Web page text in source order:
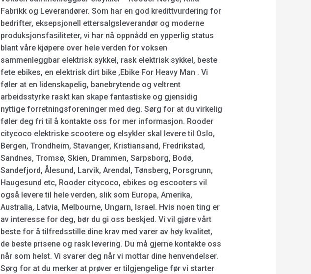
Fabrikk og Leverandører. Som har en god kredittvurdering for
bedrifter, eksepsjonell ettersalgsleverandør og moderne
produksjonsfasiliteter, vi har nå oppnådd en ypperlig status
blant våre kjøpere over hele verden for voksen
sammenleggbar elektrisk sykkel, rask elektrisk sykkel, beste
fete ebikes, en elektrisk dirt bike ,Ebike For Heavy Man . Vi
føler at en lidenskapelig, banebrytende og veltrent
arbeidsstyrke raskt kan skape fantastiske og gjensidig
nyttige forretningsforeninger med deg. Sørg for at du virkelig
føler deg fri til å kontakte oss for mer informasjon. Rooder
citycoco elektriske scootere og elsykler skal levere til Oslo,
Bergen, Trondheim, Stavanger, Kristiansand, Fredrikstad,
Sandnes, Tromsø, Skien, Drammen, Sarpsborg, Bodø,
Sandefjord, Ålesund, Larvik, Arendal, Tønsberg, Porsgrunn,
Haugesund etc, Rooder citycoco, ebikes og escooters vil
også levere til hele verden, slik som Europa, Amerika,
Australia, Latvia, Melbourne, Ungarn, Israel. Hvis noen ting er
av interesse for deg, bør du gi oss beskjed. Vi vil gjøre vårt
beste for å tilfredsstille dine krav med varer av høy kvalitet,
de beste prisene og rask levering. Du må gjerne kontakte oss
når som helst. Vi svarer deg når vi mottar dine henvendelser.
Sørg for at du merker at prøver er tilgjengelige før vi starter